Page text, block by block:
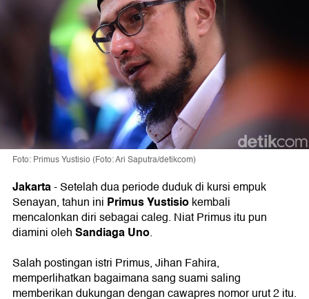
Foto: Primus Yustisio (Foto: Ari Saputra/detikcom)
Jakarta- Setelah dua periode duduk di kursi empuk
Senayan, tahun ini Primus Yustisiokembali
mencalonkan diri sebagai caleg. Niat Primus itu pun
diamini olehSandiaga Uno.
Salah postingan istri Primus, Jihan Fahira,
memperlihatkan bagaimana sang suami saling
memberikan dukungan dengan cawapres nomor urut 2 itu.